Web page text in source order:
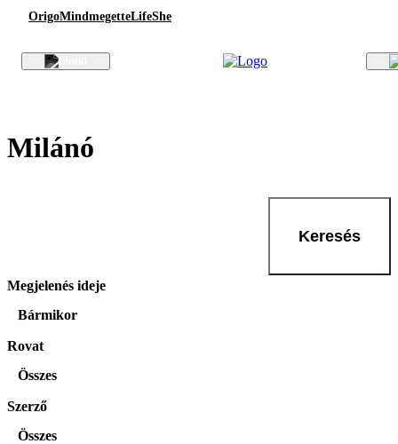
OrigoMindmegetteLifeShe
Milánó
Keresés
Megjelenés ideje
Bármikor
Rovat
Összes
Szerző
Összes